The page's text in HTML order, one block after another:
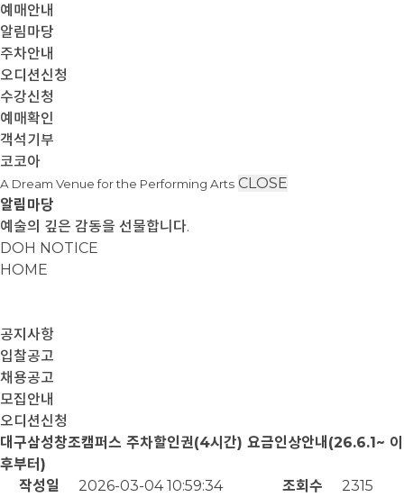
예매안내
알림마당
주차안내
오디션신청
수강신청
예매확인
객석기부
코코아
A Dream Venue for the Performing Arts CLOSE
알림마당
예술의 깊은 감동을 선물합니다.
DOH NOTICE
HOME
공지사항
입찰공고
채용공고
모집안내
오디션신청
대구삼성창조캠퍼스 주차할인권(4시간) 요금인상안내(26.6.1~ 이
후부터)
작성일
2026-03-04 10:59:34 조회수
2315